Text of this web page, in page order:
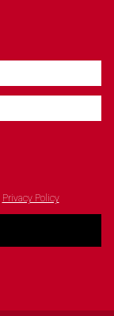
Privacy Policy